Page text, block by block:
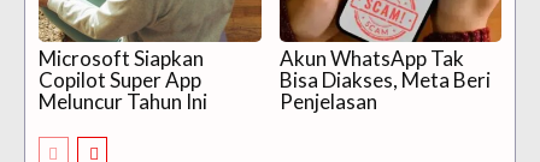
Microsoft Siapkan
Copilot Super App
Meluncur Tahun Ini
Akun WhatsApp Tak
Bisa Diakses, Meta Beri
Penjelasan